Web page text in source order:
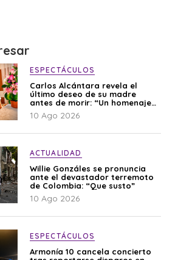
ESPECTÁCULOS
Carlos Alcántara revela el
último deseo de su madre
antes de morir: “Un homenaje
para mi mamá”
10 Ago 2026
ACTUALIDAD
Willie Gonzáles se pronuncia
ante el devastador terremoto
de Colombia: “Que susto”
10 Ago 2026
ESPECTÁCULOS
Armonía 10 cancela concierto